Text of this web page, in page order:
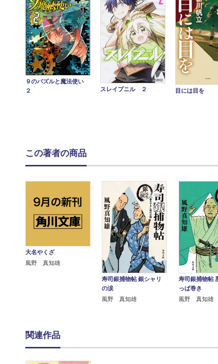
９のパズルと魔法使い
２
スレイプニル ２ 目には目を
この著者の商品
大名やくざ
風野 真知雄
寿司銀捕物帖 銀シャリ
の涙
風野 真知雄
寿司銀捕物帖
っぱ巻き
風野 真知雄
関連作品